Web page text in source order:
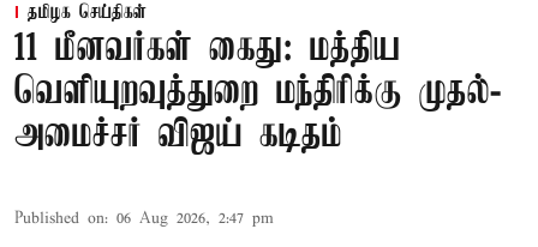
தமிழக செய்திகள்
11 மீனவர்கள் கைது: மத்திய
வெளியுறவுத்துறை மந்திரிக்கு முதல்-
அமைச்சர் விஜய் கடிதம்
Published on: 06 Aug 2026, 2:47 pm